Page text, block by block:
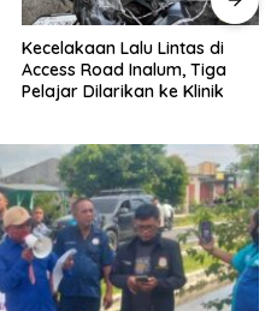
Menjelang Penutupan TMMD
ke-129, Pasiter Kodim
0208/Asahan Cek Sarana Air